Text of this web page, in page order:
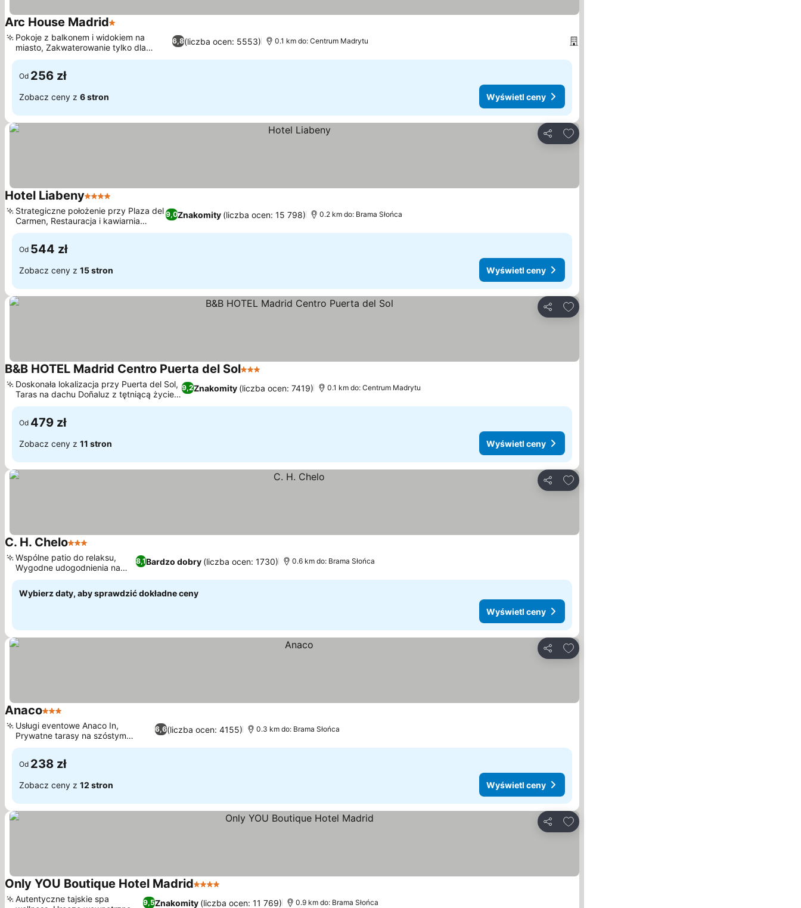
Arc House Madrid1 Kategoria
6,8(liczba ocen: 5553)
Pokoje z balkonem i widokiem na
miasto, Zakwaterowanie tylko dla
dorosłych
0.1 km do: Centrum Madrytu
Od 256 zł
Zobacz ceny z 6 stron Wyświetl ceny
Udostępnij
Dodaj do ulubionych
Hotel Liabeny4 Kategoria
9,0Znakomity (liczba ocen: 15 798)
Strategiczne położenie przy Plaza del
Carmen, Restauracja i kawiarnia
Sensaciones
0.2 km do: Brama Słońca
Od 544 zł
Zobacz ceny z 15 stron Wyświetl ceny
Udostępnij
Dodaj do ulubionych
B&B HOTEL Madrid Centro Puerta del Sol3 Kategoria
9,2Znakomity (liczba ocen: 7419)
Doskonała lokalizacja przy Puerta del Sol,
Taras na dachu Doñaluz z tętniącą życiem
atmosferą
0.1 km do: Centrum Madrytu
Od 479 zł
Zobacz ceny z 11 stron Wyświetl ceny
Udostępnij
Dodaj do ulubionych
C. H. Chelo3 Kategoria
8,1Bardzo dobry (liczba ocen: 1730)
Wspólne patio do relaksu,
Wygodne udogodnienia na
miejscu
0.6 km do: Brama Słońca
Wybierz daty, aby sprawdzić dokładne ceny
Wyświetl ceny
Udostępnij
Dodaj do ulubionych
Anaco3 Kategoria
6,6(liczba ocen: 4155)
Usługi eventowe Anaco In,
Prywatne tarasy na szóstym
piętrze
0.3 km do: Brama Słońca
Od 238 zł
Zobacz ceny z 12 stron Wyświetl ceny
Udostępnij
Dodaj do ulubionych
Only YOU Boutique Hotel Madrid4 Kategoria
9,5Znakomity (liczba ocen: 11 769)
Autentyczne tajskie spa
0.9 km do: Brama Słońca